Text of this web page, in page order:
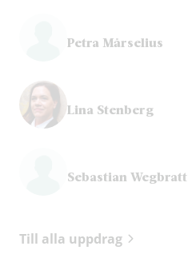
Petra Mårselius
Lina Stenberg
Sebastian Wegbratt
Till alla uppdrag